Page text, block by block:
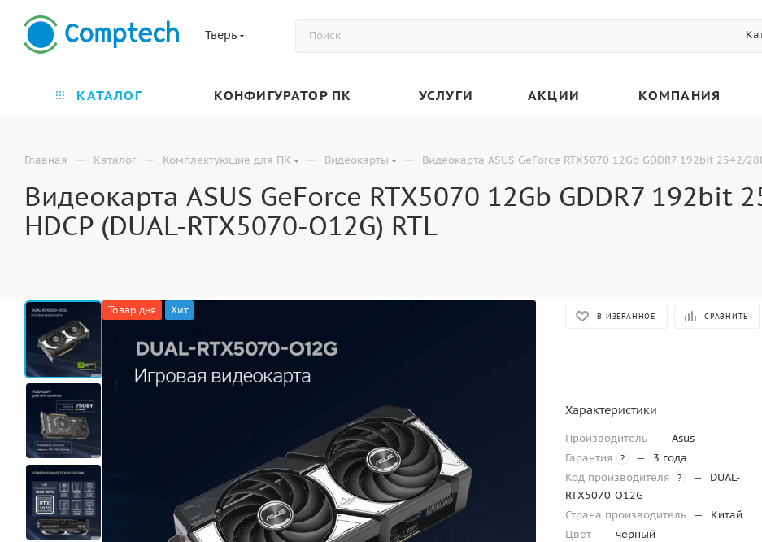
Тверь
КАТАЛОГ КОНФИГУРАТОР ПК УСЛУГИ АКЦИИ КОМПАНИЯ
Главная — Каталог — Комплектующие для ПК — Видеокарты — Видеокарта ASUS GeForce RTX5070 12Gb GDDR7 192bit 2542/
Видеокарта ASUS GeForce RTX5070 12Gb GDDR7 192bit
HDCP (DUAL-RTX5070-O12G) RTL
Товар дня Хит В ИЗБРАННОЕ СРАВНИТЬ
Характеристики
Производитель —
Asus
Гарантия
? —
3 года
Код производителя
? —
DUAL-
RTX5070-O12G
Страна производитель —
Китай
Цвет —
черный